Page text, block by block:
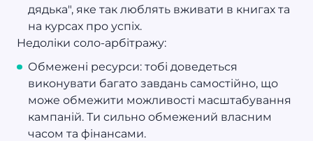
дядька", яке так люблять вживати в книгах та
на курсах про успіх.
Недоліки соло-арбітражу:
Обмежені ресурси: тобі доведеться
виконувати багато завдань самостійно, що
може обмежити можливості масштабування
кампаній. Ти сильно обмежений власним
часом та фінансами.